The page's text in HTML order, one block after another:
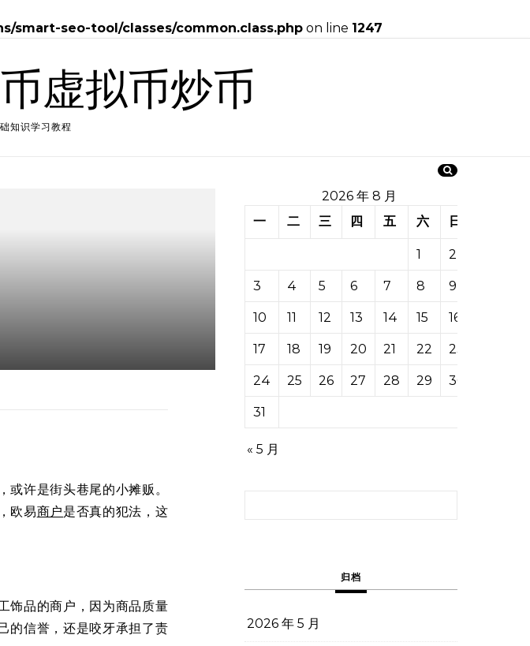
seo-tool/classes/common.class.php on line 1247
虚拟币炒币
知识学习教程
或许是街头巷尾的小摊贩。
欧易商户是否真的犯法，这
饰品的商户，因为商品质量
的信誉，还是咬牙承担了责
2026 年 8 月
一
二 三 四 五 六 日
1 2
3 4 5 6 7 8 9
10 11 12 13 14 15 16
17 18 19 20 21 22 23
24 25 26 27 28 29 30
31
« 5 月
归档
2026 年 5 月